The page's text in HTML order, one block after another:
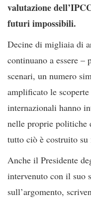
valutazione
futuri impossibili.
Decine di migliaia di
continuano a essere
scenari, un numero
amplificato le
internazionali hanno
nelle proprie politiche
tutto ciò è costruito su
Anche il Presidente
intervenuto con il suo
sull’argomento,